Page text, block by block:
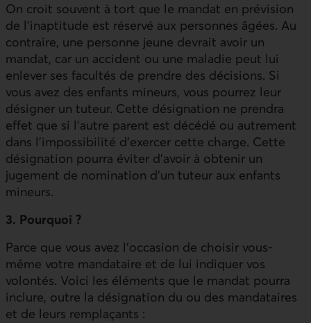
On croit souvent à tort que le mandat en prévision
de l’inaptitude est réservé aux personnes âgées. Au
contraire, une personne jeune devrait avoir un
mandat, car un accident ou une maladie peut lui
enlever ses facultés de prendre des décisions. Si
vous avez des enfants mineurs, vous pourrez leur
désigner un tuteur. Cette désignation ne prendra
effet que si l’autre parent est décédé ou autrement
dans l’impossibilité d’exercer cette charge. Cette
désignation pourra éviter d’avoir à obtenir un
jugement de nomination d’un tuteur aux enfants
mineurs.
3. Pourquoi ?
Parce que vous avez l’occasion de choisir vous-
même votre mandataire et de lui indiquer vos
volontés. Voici les éléments que le mandat pourra
inclure, outre la désignation du ou des mandataires
et de leurs remplaçants :